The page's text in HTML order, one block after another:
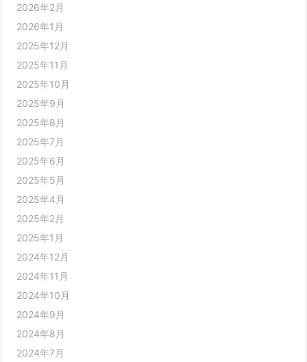
2026年2月
2026年1月
2025年12月
2025年11月
2025年10月
2025年9月
2025年8月
2025年7月
2025年6月
2025年5月
2025年4月
2025年2月
2025年1月
2024年12月
2024年11月
2024年10月
2024年9月
2024年8月
2024年7月